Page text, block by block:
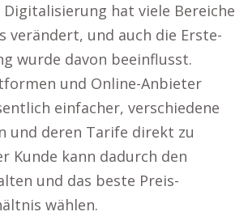
Digitalisierung hat viele Bereiche
verändert, und auch die Erste-
wurde davon beeinflusst.
und Online-Anbieter
einfacher, verschiedene
und deren Tarife direkt zu
Kunde kann dadurch den
und das beste Preis-
wählen.